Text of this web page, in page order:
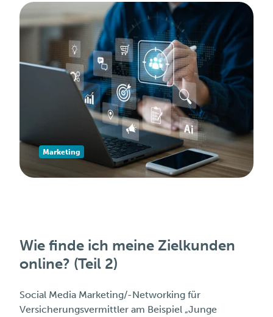
Marketing
Wie finde ich meine Zielkunden
online? (Teil 2)
Social Media Marketing/-Networking für
Versicherungsvermittler am Beispiel „Junge